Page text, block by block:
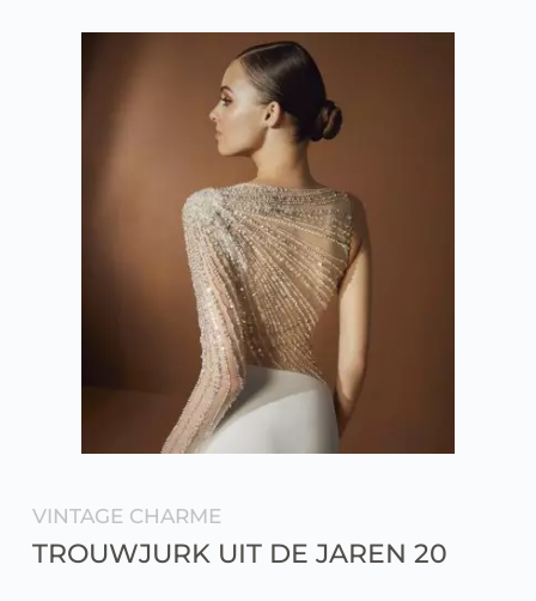
VINTAGE CHARME
TROUWJURK UIT DE JAREN 20